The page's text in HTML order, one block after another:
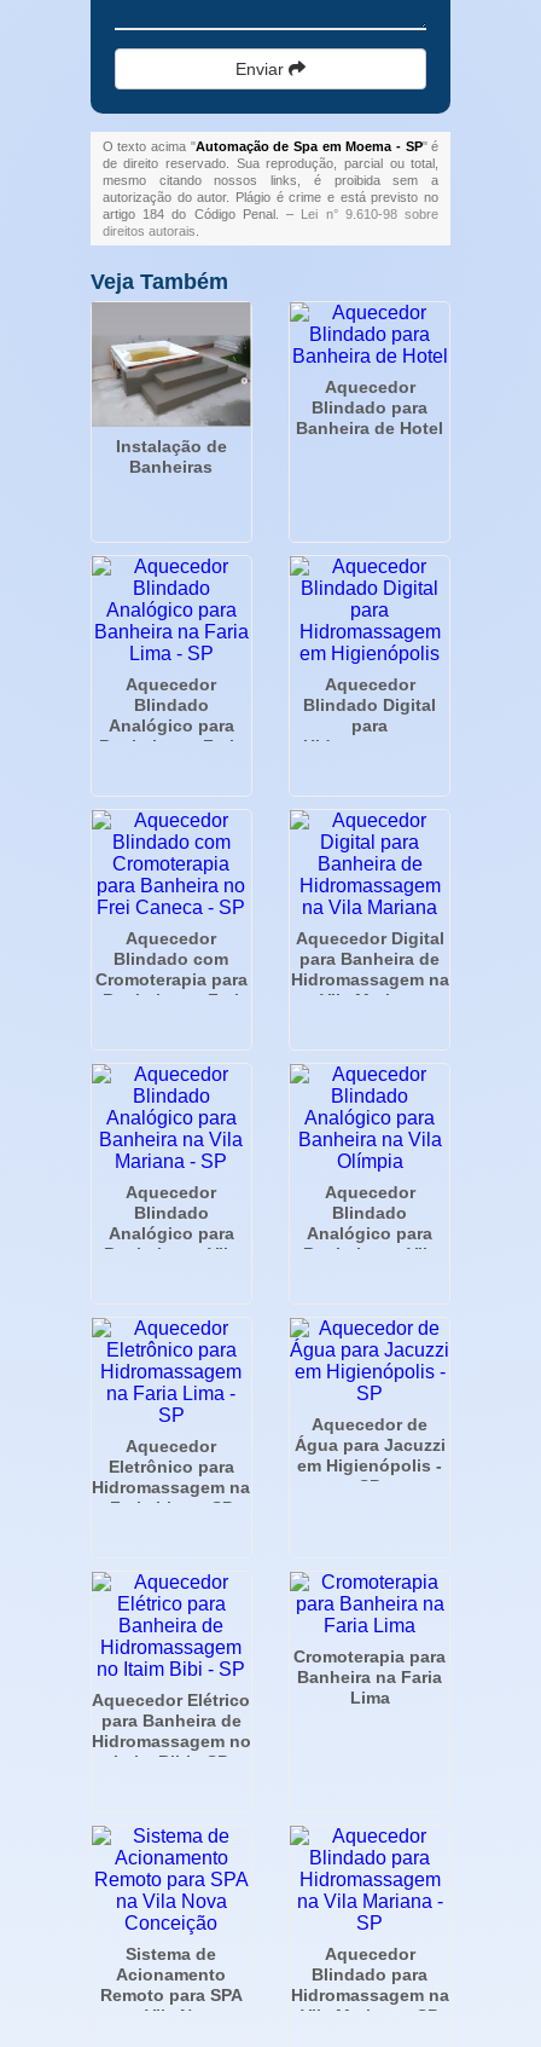
Enviar
O texto acima "Automação de Spa em Moema - SP" é
de direito reservado. Sua reprodução, parcial ou total,
mesmo citando nossos links, é proibida sem a
autorização do autor. Plágio é crime e está previsto no
artigo 184 do Código Penal. – Lei n° 9.610-98 sobre
direitos autorais
Veja Também
Instalação de
Banheiras
Aquecedor
Blindado para
Banheira de Hotel
Aquecedor
Blindado
Analógico para
Banheira na Faria
Aquecedor
Blindado Digital
para
Hidromassagem
Aquecedor
Blindado com
Cromoterapia para
Banheira no Frei
Aquecedor Digital
para Banheira de
Hidromassagem na
Vila Mariana
Aquecedor
Blindado
Analógico para
Banheira na Vila
Aquecedor
Blindado
Analógico para
Banheira na Vila
Aquecedor
Eletrônico para
Hidromassagem na
Faria Lima - SP
Aquecedor de
Água para Jacuzzi
em Higienópolis -
SP
Aquecedor Elétrico
para Banheira de
Hidromassagem no
Itaim Bibi - SP
Cromoterapia para
Banheira na Faria
Lima
Sistema de
Acionamento
Remoto para SPA
na Vila Nova
Aquecedor
Blindado para
Hidromassagem na
Vila Mariana - SP